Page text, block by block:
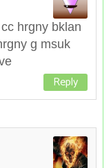
hrgny bklan
g msuk
Reply